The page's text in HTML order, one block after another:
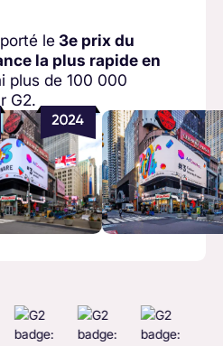
le3e prix du
la plus rapide en
plus de 100 000
G2.